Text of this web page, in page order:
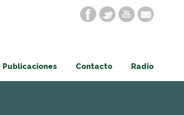
Publicaciones Contacto Radio